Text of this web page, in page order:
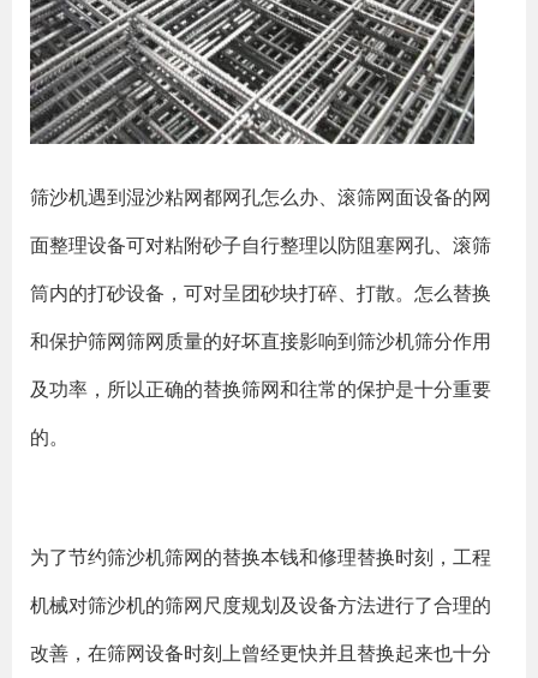
筛沙机遇到湿沙粘网都网孔怎么办、滚筛网面设备的网
面整理设备可对粘附砂子自行整理以防阻塞网孔、滚筛
筒内的打砂设备，可对呈团砂块打碎、打散。怎么替换
和保护筛网筛网质量的好坏直接影响到筛沙机筛分作用
及功率，所以正确的替换筛网和往常的保护是十分重要
的。
为了节约筛沙机筛网的替换本钱和修理替换时刻，工程
机械对筛沙机的筛网尺度规划及设备方法进行了合理的
改善，在筛网设备时刻上曾经更快并且替换起来也十分